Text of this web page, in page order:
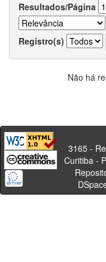
Resultados/Página
Registro(s)
Não há
Av.
3165 -